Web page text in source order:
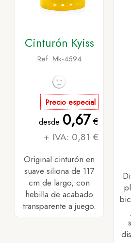
Cinturón Kyiss
Ref. Mk-4594
Precio especial
desde 0,67 €
+ IVA: 0,81 €
Original cinturón en
suave siliona de 117
cm de largo, con
hebilla de acabado
transparente a juego.